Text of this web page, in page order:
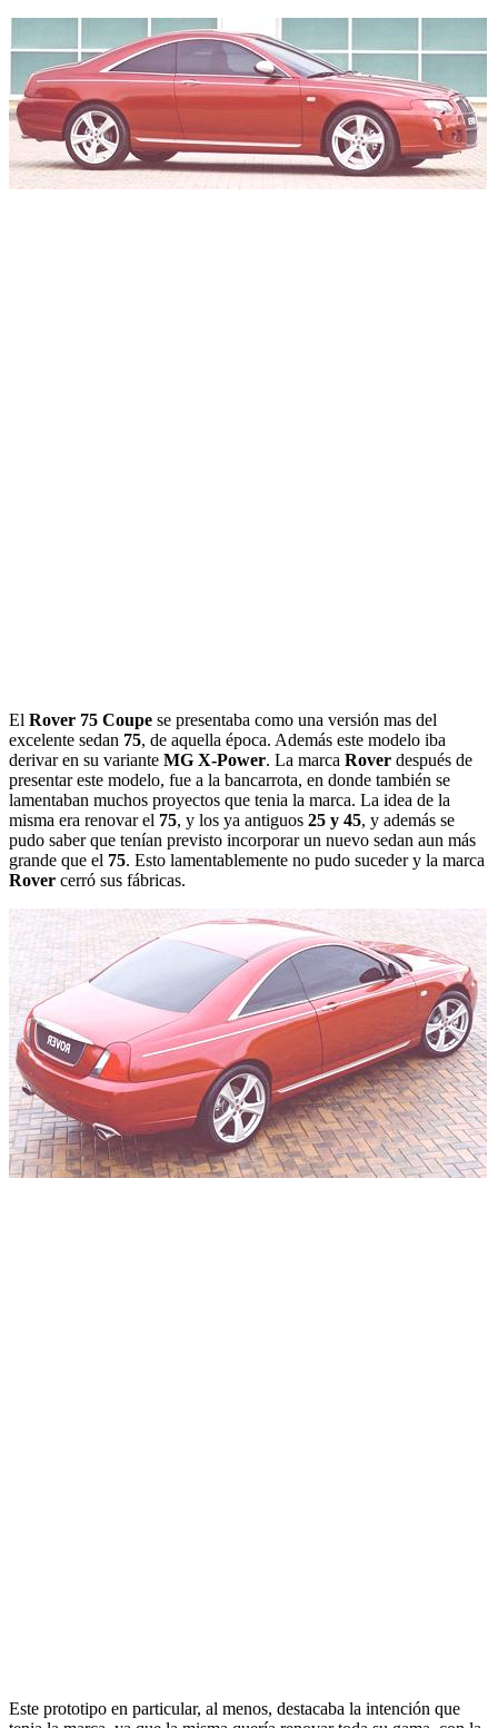
El Rover 75 Coupe se presentaba como una versión mas del
excelente sedan 75, de aquella época. Además este modelo iba
derivar en su variante MG X-Power. La marca Rover después de
presentar este modelo, fue a la bancarrota, en donde también se
lamentaban muchos proyectos que tenia la marca. La idea de la
misma era renovar el 75, y los ya antiguos 25 y 45, y además se
pudo saber que tenían previsto incorporar un nuevo sedan aun más
grande que el 75. Esto lamentablemente no pudo suceder y la marca
Rover cerró sus fábricas.
Este prototipo en particular, al menos, destacaba la intención que